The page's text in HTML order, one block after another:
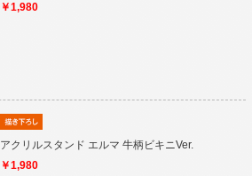
￥1,980
アクリルスタンド エルマ 牛柄ビキニVer.
￥1,980